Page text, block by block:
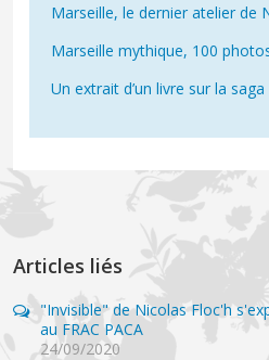
Marseille, le dernier atelier de
Marseille mythique, 100
Un extrait d’un livre sur la
Articles liés
"Invisible" de Nicolas Floc'h
au FRAC PACA
24/09/2020